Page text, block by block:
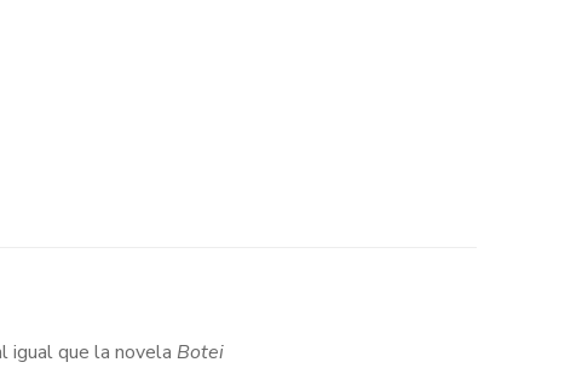
igual que la novela Botei